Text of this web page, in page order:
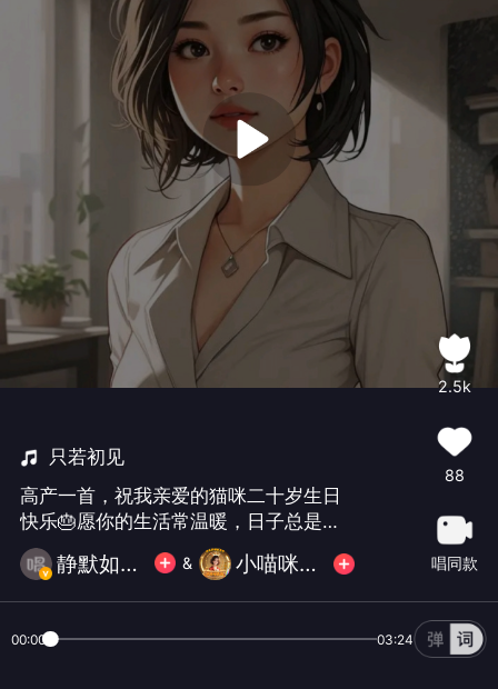
只若初见
高产一首，祝我亲爱的猫咪二十岁生日
快乐🎂愿你的生活常温暖，日子总是温
柔又闪光！无论几岁，愿你永远做个可
爱的姑娘，不烦世事，满心欢喜。往后
余生健康平安幸福……
静默如初🐠🐠 & 小喵咪歌 ⁧🌹
2.5k
88
唱同款
00:00 03:24